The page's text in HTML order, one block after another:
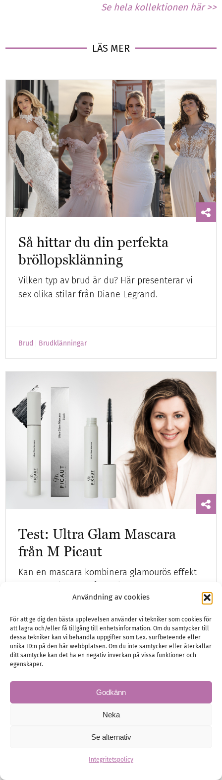
Användning av cookies
För att ge dig den bästa upplevelsen använder vi tekniker som cookies för
att lagra och/eller få tillgång till enhetsinformation. Om du samtycker till
dessa tekniker kan vi behandla uppgifter som t.ex. surfbeteende eller
unika ID:n på den här webbplatsen. Om du inte samtycker eller återkallar
ditt samtycke kan det ha en negativ inverkan på vissa funktioner och
egenskaper.
Godkänn
Neka
Se alternativ
Integritetspolicy
Se hela kollektionen här >>
LÄS MER
Så hittar du din perfekta
bröllopsklänning
Vilken typ av brud är du? Här presenterar vi
sex olika stilar från Diane Legrand.
Brud Brudklänningar
Test: Ultra Glam Mascara
från M Picaut
Kan en mascara kombinera glamourös effekt
mascaran från M Picaut!
Brud Hälsa och Skönhet